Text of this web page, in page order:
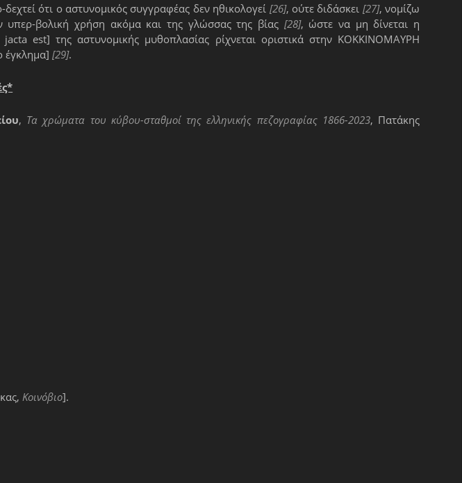
ότι ο αστυνομικός συγγραφέας δεν ηθικολογεί [26], ούτε διδάσκει [27], νομίζω
υπερ-βολική χρήση ακόμα και της γλώσσας της βίας [28], ώστε να μη δίνεται η
est] της αστυνομικής μυθοπλασίας ρίχνεται οριστικά στην ΚΟΚΚΙΝΟΜΑΥΡΗ
έγκλημα][29].
, Τα χρώματα του κύβου-σταθμοί της ελληνικής πεζογραφίας 1866-2023, Πατάκης
Κοινόβιο].